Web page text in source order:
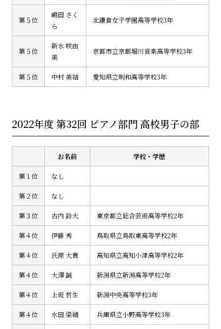
第５位
嶋田 さく
ら
北鎌倉女子学園高等学校3年
第５位
新水 咲由
美
京都市立京都堀川音楽高等学校3年
第５位 中村 美結 愛知県立明和高等学校3年
2022年度 第32回 ピアノ部門 高校男子の部
お名前 学校・学歴
第１位 なし
第２位 なし
第３位 古内 詩大 東京都立総合芸術高等学校2年
第４位 伊藤 秀 鳥取県立鳥取東高等学校2年
第４位 氏原 大貴 高知県立高知小津高等学校2年
第４位 大澤 誠 新潟県立新潟高等学校2年
第４位 上坂 哲生 新潟中央高等学校3年
第４位 水田 梁緒 兵庫県立小野高等学校3年